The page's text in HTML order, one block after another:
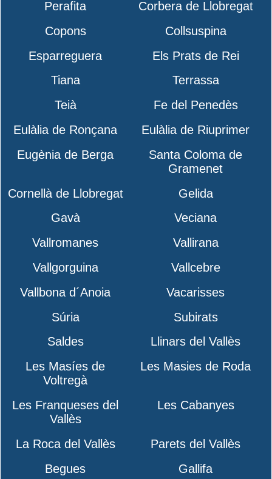
Perafita
Corbera de Llobregat
Copons
Collsuspina
Esparreguera
Els Prats de Rei
Tiana
Terrassa
Teià
Fe del Penedès
Eulàlia de Ronçana
Eulàlia de Riuprimer
Eugènia de Berga
Santa Coloma de
Gramenet
Cornellà de Llobregat
Gelida
Gavà
Veciana
Vallromanes
Vallirana
Vallgorguina
Vallcebre
Vallbona d´Anoia
Vacarisses
Súria
Subirats
Saldes
Llinars del Vallès
Les Masíes de
Voltregà
Les Masies de Roda
Les Franqueses del
Vallès
Les Cabanyes
La Roca del Vallès
Parets del Vallès
Begues
Gallifa